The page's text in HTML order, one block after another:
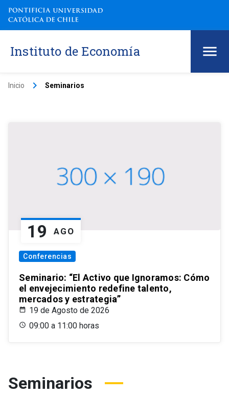
Instituto de Economía
Inicio keyboard_arrow_right Seminarios
19 AGO
Conferencias
Seminario: “El Activo que Ignoramos: Cómo
el envejecimiento redefine talento,
mercados y estrategia”
19 de Agosto de 2026
09:00 a 11:00 horas
Seminarios